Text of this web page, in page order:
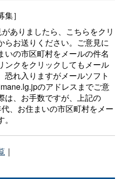
］
ありましたら、こちらをクリ
らお送りください。ご意見に
いの市区町村をメールの件名
ンクをクリックしてもメール
れ入りますがメールソフト
のアドレスまでご意
は、お手数ですが、上記の
、お住まいの市区町村をメー
｜